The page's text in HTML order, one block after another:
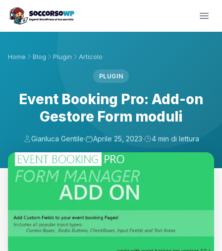
Home Blog Plugin Articolo
PLUGIN
Event Booking Pro: Add-on
Gestore Form moduli
Gianluca Gentile· Aprile 25, 2023· 4 min di lettura